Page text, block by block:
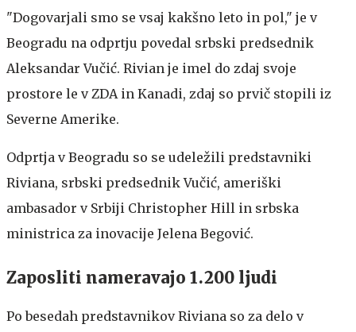
"Dogovarjali smo se vsaj kakšno leto in pol," je v
Beogradu na odprtju povedal srbski predsednik
Aleksandar Vučić. Rivian je imel do zdaj svoje
prostore le v ZDA in Kanadi, zdaj so prvič stopili iz
Severne Amerike.
Odprtja v Beogradu so se udeležili predstavniki
Riviana, srbski predsednik Vučić, ameriški
ambasador v Srbiji Christopher Hill in srbska
ministrica za inovacije Jelena Begović.
Zaposliti nameravajo 1.200 ljudi
Po besedah predstavnikov Riviana so za delo v